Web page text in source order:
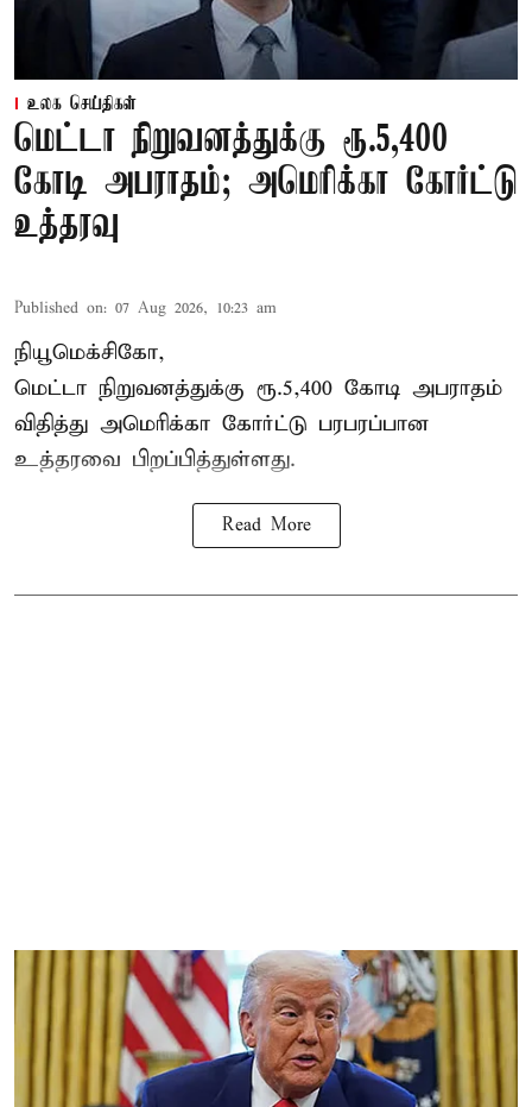
உலக செய்திகள்
மெட்டா நிறுவனத்துக்கு ரூ.5,400
கோடி அபராதம்; அமெரிக்கா கோர்ட்டு
உத்தரவு
Published on: 07 Aug 2026, 10:23 am
நியூமெக்சிகோ,
மெட்டா நிறுவனத்துக்கு ரூ.5,400 கோடி அபராதம்
விதித்து அமெரிக்கா கோர்ட்டு பரபரப்பான
உத்தரவை பிறப்பித்துள்ளது.
Read More